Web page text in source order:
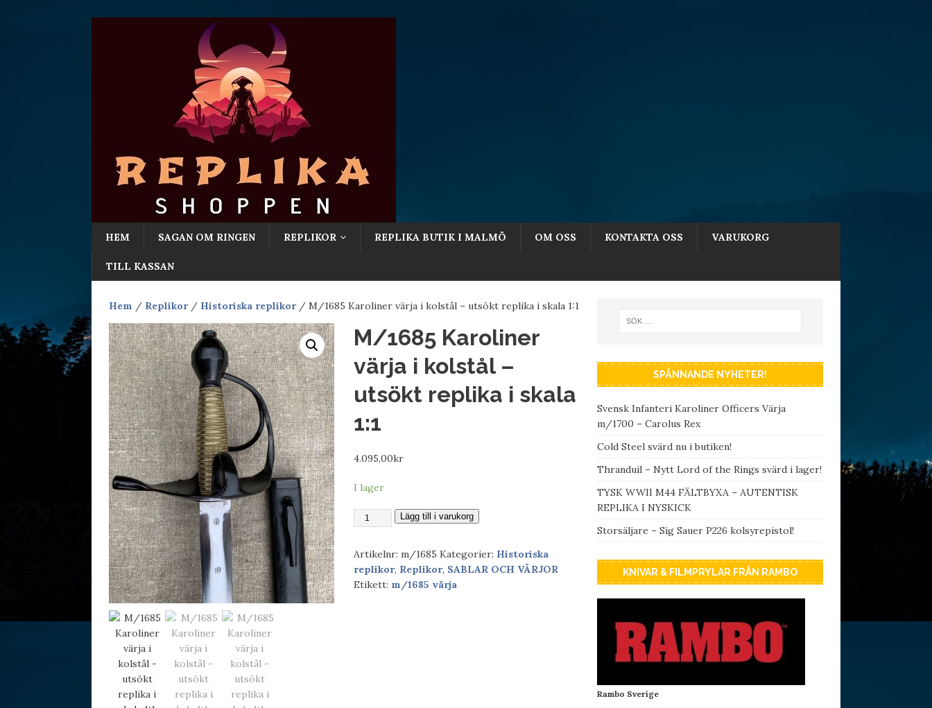
HEM SAGAN OM RINGEN REPLIKOR REPLIKA BUTIK I MALMÖ OM OSS KONTAKTA OSS VARUKORG
TILL KASSAN
Hem / Replikor/ Historiska replikor/ M/1685 Karoliner värja i kolstål – utsökt replika i skala 1:1
M/1685 Karoliner
värja i kolstål –
utsökt replika i skala
1:1
4.095,00kr
I lager
Lägg till i varukorg
Artikelnr: m/1685 Kategorier: Historiska
replikor, Replikor, SABLAR OCH VÄRJOR
Etikett: m/1685 värja
SPÄNNANDE NYHETER!
Svensk Infanteri Karoliner Officers Värja
m/1700 – Carolus Rex
Cold Steel svärd nu i butiken!
Thranduil – Nytt Lord of the Rings svärd i lager!
TYSK WWII M44 FÄLTBYXA – AUTENTISK
REPLIKA I NYSKICK
Storsäljare – Sig Sauer P226 kolsyrepistol!
KNIVAR & FILMPRYLAR FRÅN RAMBO
Rambo Sverige